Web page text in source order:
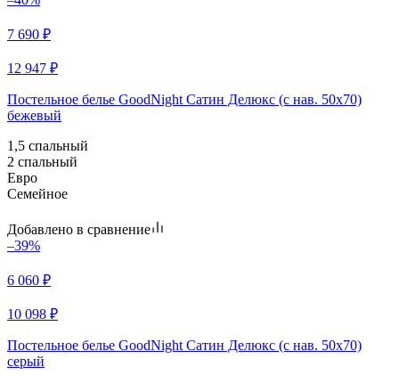
7 690 ₽
12 947 ₽
Постельное белье GoodNight Сатин Делюкс (с нав. 50х70)
бежевый
1,5 спальный
2 спальный
Евро
Семейное
Добавлено в сравнение
–39%
6 060 ₽
10 098 ₽
Постельное белье GoodNight Сатин Делюкс (с нав. 50х70)
серый